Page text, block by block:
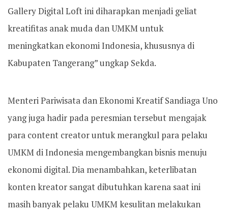
Gallery Digital Loft ini diharapkan menjadi geliat
kreatifitas anak muda dan UMKM untuk
meningkatkan ekonomi Indonesia, khususnya di
Kabupaten Tangerang” ungkap Sekda.
Menteri Pariwisata dan Ekonomi Kreatif Sandiaga Uno
yang juga hadir pada peresmian tersebut mengajak
para content creator untuk merangkul para pelaku
UMKM di Indonesia mengembangkan bisnis menuju
ekonomi digital. Dia menambahkan, keterlibatan
konten kreator sangat dibutuhkan karena saat ini
masih banyak pelaku UMKM kesulitan melakukan